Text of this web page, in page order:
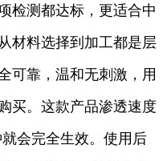
检测都达标，更适合中
材料选择到加工都是层
可靠，温和无刺激，用
买。这款产品渗透速度
会完全生效。使用后